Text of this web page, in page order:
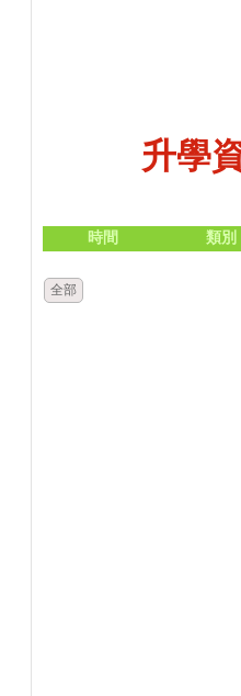
升學
時間 類別
全部